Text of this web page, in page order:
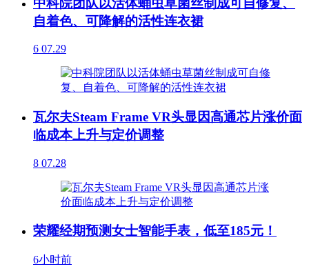
自着色、可降解的活性连衣裙
6 07.29
瓦尔夫Steam Frame VR头显因高通芯片涨价面
临成本上升与定价调整
8 07.28
荣耀经期预测女士智能手表，低至185元！
6小时前